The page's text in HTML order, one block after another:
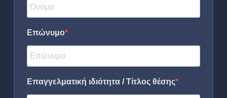
Επώνυμο
Επαγγελματική ιδιότητα / Τίτλος θέσης